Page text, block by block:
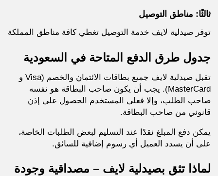
ثالثًا: مناطق التوصيل
توفر صيدلية لايف خدمة التوصيل تغطي كافة مناطق المملكة
جدول طرق الدفع المتاحة في السعودية
تقبل صيدلية لايف جميع بطاقات الائتمان والخصم (Visa و
MasterCard). يجب أن يكون صاحب البطاقة هو نفسه
صاحب الطلب، وإلا فعلى المستخدم الحصول على إذن
قانوني من صاحب البطاقة.
يمكن دفع المبلغ نقدًا عند التسليم لبعض الطلبات الخاصة،
على أن يسدد العميل أي رسوم إضافية للسائق.
لماذا تثق بصيدلية لايف – مصداقية وجودة